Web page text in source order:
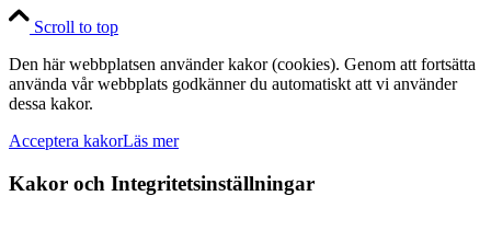
produktsidan
Scroll to top
Den här webbplatsen använder kakor (cookies). Genom att fortsätta
använda vår webbplats godkänner du automatiskt att vi använder
dessa kakor.
Acceptera kakorLäs mer
Kakor och Integritetsinställningar